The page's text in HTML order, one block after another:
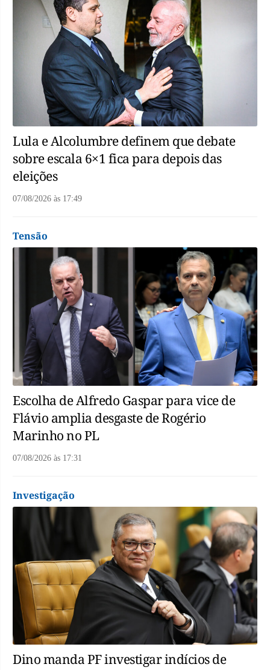
Lula e Alcolumbre definem que debate
sobre escala 6×1 fica para depois das
eleições
07/08/2026 às 17:49
Tensão
Escolha de Alfredo Gaspar para vice de
Flávio amplia desgaste de Rogério
Marinho no PL
07/08/2026 às 17:31
Investigação
Dino manda PF investigar indícios de